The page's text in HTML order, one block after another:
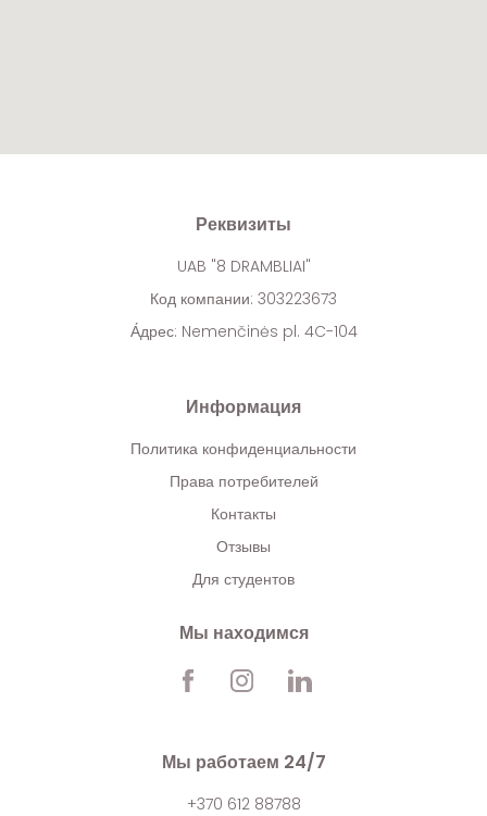
Реквизиты
UAB "8 DRAMBLIAI"
Код компании: 303223673
А́дрес: Nemenčinės pl. 4C-104
Информация
Политика конфиденциальности
Права потребителей
Контакты
Отзывы
Для студентов
Мы находимся
Мы работаем 24/7
+370 612 88788